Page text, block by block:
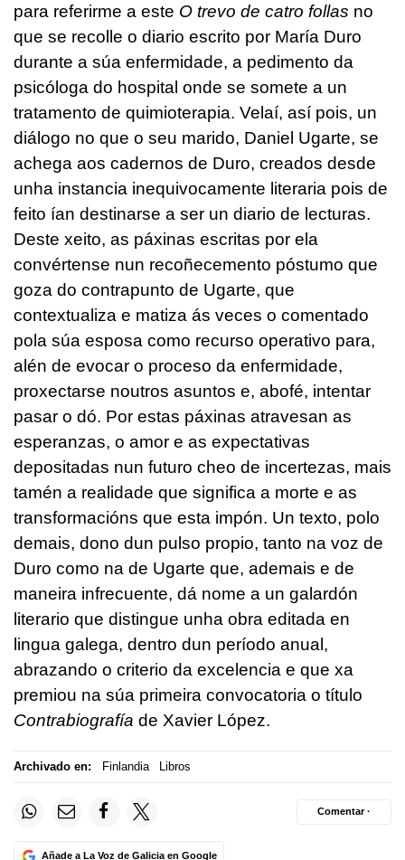
para referirme a este O trevo de catro follas no
que se recolle o diario escrito por María Duro
durante a súa enfermidade, a pedimento da
psicóloga do hospital onde se somete a un
tratamento de quimioterapia. Velaí, así pois, un
diálogo no que o seu marido, Daniel Ugarte, se
achega aos cadernos de Duro, creados desde
unha instancia inequivocamente literaria pois de
feito ían destinarse a ser un diario de lecturas.
Deste xeito, as páxinas escritas por ela
convértense nun recoñecemento póstumo que
goza do contrapunto de Ugarte, que
contextualiza e matiza ás veces o comentado
pola súa esposa como recurso operativo para,
alén de evocar o proceso da enfermidade,
proxectarse noutros asuntos e, abofé, intentar
pasar o dó. Por estas páxinas atravesan as
esperanzas, o amor e as expectativas
depositadas nun futuro cheo de incertezas, mais
tamén a realidade que significa a morte e as
transformacións que esta impón. Un texto, polo
demais, dono dun pulso propio, tanto na voz de
Duro como na de Ugarte que, ademais e de
maneira infrecuente, dá nome a un galardón
literario que distingue unha obra editada en
lingua galega, dentro dun período anual,
abrazando o criterio da excelencia e que xa
premiou na súa primeira convocatoria o título
Contrabiografía de Xavier López.
Archivado en: Finlandia Libros
Añade a La Voz de Galicia en Google
Comentar ·